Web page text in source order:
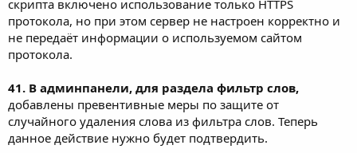
скрипта включено использование только HTTPS
протокола, но при этом сервер не настроен корректно и
не передаёт информации о используемом сайтом
протокола.
41. В админпанели, для раздела фильтр слов,
добавлены превентивные меры по защите от
случайного удаления слова из фильтра слов. Теперь
данное действие нужно будет подтвердить.